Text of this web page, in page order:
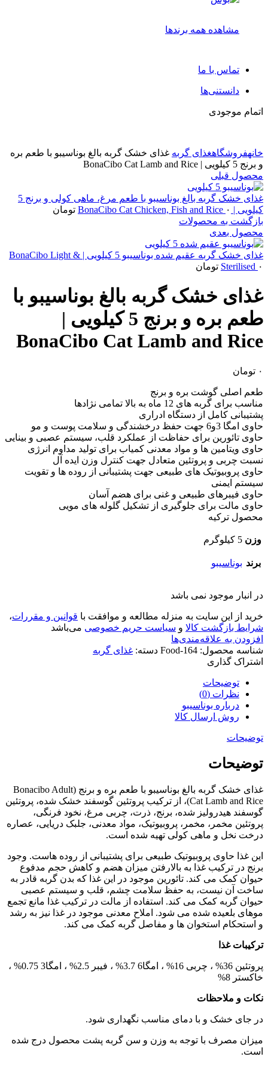
مشاهده همه برندها
تماس با ما
دانستنی‌ها
اتمام موجودی
خانهفروشگاهغذای گربه غذای خشک گربه بالغ بوناسیبو با طعم بره
و برنج 5 کیلویی | BonaCibo Cat Lamb and Rice
محصول قبلی
غذای خشک گربه بالغ بوناسیبو با طعم مرغ، ماهی کولی و برنج 5
کیلویی | BonaCibo Cat Chicken, Fish and Rice ۰
تومان
بازگشت به محصولات
محصول بعدی
غذای خشک گربه عقیم شده بوناسیبو 5 کیلویی | BonaCibo Light &
Sterilised ۰ تومان
غذای خشک گربه بالغ بوناسیبو با
طعم بره و برنج 5 کیلویی |
BonaCibo Cat Lamb and Rice
۰ تومان
طعم اصلی گوشت بره و برنج
مناسب برای گربه های 12 ماه به بالا تمامی نژادها
پشتیبانی کامل از دستگاه ادراری
حاوی امگا 3و6 جهت حفظ درخشندگی و سلامت پوست و مو
حاوی تائورین برای حفاظت از عملکرد قلب، سیستم عصبی و بینایی
حاوی ویتامین ها و مواد معدنی کمیاب برای تولید مداوم انرژی
نسبت چربی و پروتئین متعادل جهت کنترل وزن ایده آل
حاوی پروبیوتیک های طبیعی جهت پشتیبانی از روده ها و تقویت
سیستم ایمنی
حاوی فیبرهای طبیعی و غنی برای هضم آسان
حاوی مالت برای جلوگیری از تشکیل گلوله های مویی
محصول ترکیه
وزن 5 کیلوگرم
برند بوناسیبو
در انبار موجود نمی باشد
خرید از این سایت به منزله مطالعه و موافقت با قوانین و مقررات،
شرایط بازگشت کالا و سیاست حریم خصوصی می‌باشد
افزودن به علاقه‌مندی‌ها
شناسه محصول: Food-164 دسته: غذای گربه
اشتراک گذاری
توضیحات
نظرات (0)
درباره بوناسیبو
روش ارسال کالا
توضیحات
توضیحات
غذای خشک گربه بالغ بوناسیبو با طعم بره و برنج (Bonacibo Adult
Cat Lamb and Rice)، از ترکیب پروتئین گوسفند خشک شده، پروتئین
گوسفند هیدرولیز شده، برنج، ذرت، چربی مرغ، نخود فرنگی،
پروتئین مخمر، مخمر، پروبیوتیک، مواد معدنی، جلبک دریایی، عصاره
درخت نخل و ماهی کولی تهیه شده است.
این غذا حاوی پروبیوتیک طبیعی برای پشتیبانی از روده هاست. وجود
برنج در ترکیب غذا به بالارفتن میزان هضم و کاهش حجم مدفوع
حیوان کمک می کند. تائورین موجود در این غذا که بدن گربه قادر به
ساخت آن نیست، به حفظ سلامت چشم، قلب و سیستم عصبی
حیوان گربه کمک می کند. استفاده از مالت در ترکیب غذا مانع تجمع
موهای بلعیده شده می شود. املاح معدنی موجود در غذا نیز به رشد
و استحکام استخوان ها و مفاصل گربه کمک می کند.
ترکیبات غذا
پروتئین 36% ، چربی 16% ، امگا6 3.7% ، فیبر 2.5% ، امگا3 0.75% ،
خاکستر 8%
نکات و ملاحظات
در جای خشک و با دمای مناسب نگهداری شود.
میزان مصرف با توجه به وزن و سن گربه پشت محصول درج شده
است.